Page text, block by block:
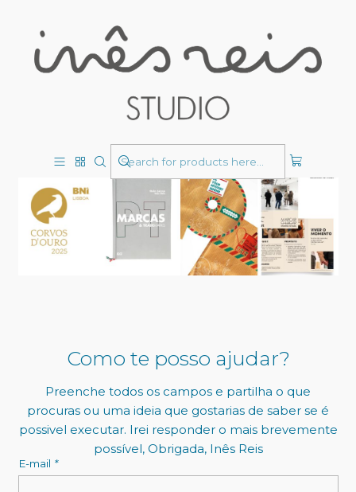
Design Gráfico
Soluções visuais únicas para projetos especiais.
FILTERS
Como te posso ajudar?
Preenche todos os campos e partilha o que
procuras ou uma ideia que gostarias de saber se é
possivel executar. Irei responder o mais brevemente
possível, Obrigada, Inês Reis
E-mail *